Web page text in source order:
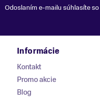
Odoslaním e-mailu súhlasíte so
Informácie
Kontakt
Promo akcie
Blog